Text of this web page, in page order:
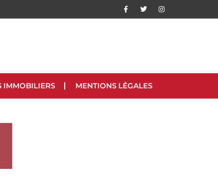
IMMOBILIERS MENTIONS LÉGALES